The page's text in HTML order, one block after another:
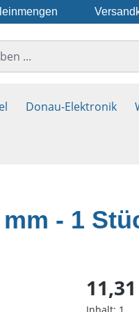
Donau-Elektronik
- 1
Regulärer